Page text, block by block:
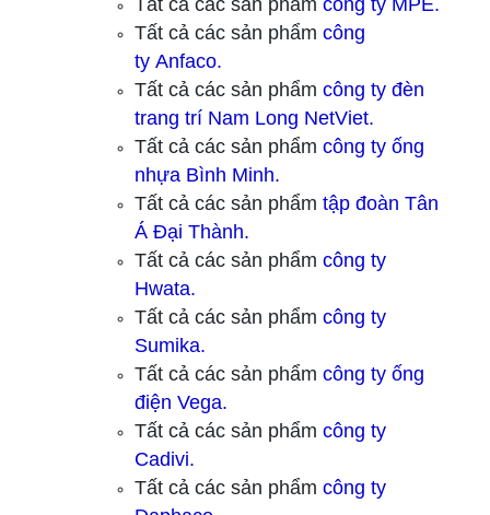
Tất cả các sản phẩm công ty MPE.
Tất cả các sản phẩm công
ty Anfaco.
Tất cả các sản phẩm công ty đèn
trang trí Nam Long NetViet.
Tất cả các sản phẩm công ty ống
nhựa Bình Minh.
Tất cả các sản phẩm tập đoàn Tân
Á Đại Thành.
Tất cả các sản phẩm công ty
Hwata.
Tất cả các sản phẩm công ty
Sumika.
Tất cả các sản phẩm công ty ống
điện Vega.
Tất cả các sản phẩm công ty
Cadivi.
Tất cả các sản phẩm công ty